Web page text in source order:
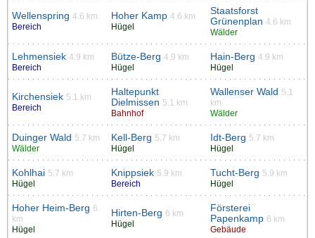
Wellenspring 4.6 km
Bereich
Hoher Kamp 4.6 km
Hügel
Staatsforst
Grünenplan 4.6 km
Wälder
Lehmensiek 4.9 km
Bereich
Bütze-Berg 4.9 km
Hügel
Hain-Berg 4.9 km
Hügel
Kirchensiek 5.1 km
Bereich
Haltepunkt
Dielmissen 5.1 km
Bahnhof
Wallenser Wald 5.1
km
Wälder
Duinger Wald 5.7 km
Wälder
Kell-Berg 5.7 km
Hügel
Idt-Berg 5.7 km
Hügel
Kohlhai 5.7 km
Hügel
Knippsiek 5.9 km
Bereich
Tucht-Berg 5.9 km
Hügel
Hoher Heim-Berg 6
km
Hügel
Hirten-Berg 6 km
Hügel
Försterei
Papenkamp 6 km
Gebäude